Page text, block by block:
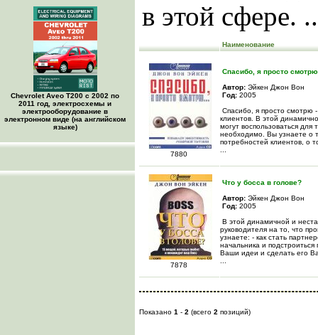
Chevrolet Aveo Т200 с 2002 по
2011 год, электросхемы и
электрооборудование в
электронном виде (на английском
языке)
в этой сфере.
Наименование
7880
Спасибо, я просто
Автор: Эйкен Джон Вон
Год: 2005
Спасибо, я просто смотрю
клиентов. В этой
могут воспользоваться для
необходимо. Вы узнаете о
потребностей клиентов, о
7878
Что у босса в голове?
Автор: Эйкен Джон Вон
Год: 2005
В этой динамичной и
руководителя на то, что
узнаете: - как стать
начальника и
Ваши идеи и сделать его
Показано 1 - 2 (всего 2 позиций)